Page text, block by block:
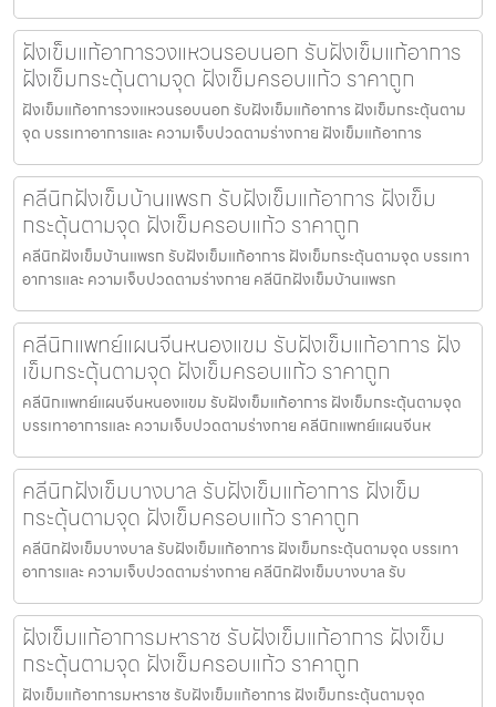
ฝังเข็มแก้อาการวงแหวนรอบนอก รับฝังเข็มแก้อาการ
ฝังเข็มกระตุ้นตามจุด ฝังเข็มครอบแก้ว ราคาถูก
ฝังเข็มแก้อาการวงแหวนรอบนอก รับฝังเข็มแก้อาการ ฝังเข็มกระตุ้นตาม
จุด บรรเทาอาการและ ความเจ็บปวดตามร่างกาย ฝังเข็มแก้อาการ
คลีนิกฝังเข็มบ้านแพรก รับฝังเข็มแก้อาการ ฝังเข็ม
กระตุ้นตามจุด ฝังเข็มครอบแก้ว ราคาถูก
คลีนิกฝังเข็มบ้านแพรก รับฝังเข็มแก้อาการ ฝังเข็มกระตุ้นตามจุด บรรเทา
อาการและ ความเจ็บปวดตามร่างกาย คลีนิกฝังเข็มบ้านแพรก
คลีนิกแพทย์แผนจีนหนองแขม รับฝังเข็มแก้อาการ ฝัง
เข็มกระตุ้นตามจุด ฝังเข็มครอบแก้ว ราคาถูก
คลีนิกแพทย์แผนจีนหนองแขม รับฝังเข็มแก้อาการ ฝังเข็มกระตุ้นตามจุด
บรรเทาอาการและ ความเจ็บปวดตามร่างกาย คลีนิกแพทย์แผนจีนห
คลีนิกฝังเข็มบางบาล รับฝังเข็มแก้อาการ ฝังเข็ม
กระตุ้นตามจุด ฝังเข็มครอบแก้ว ราคาถูก
คลีนิกฝังเข็มบางบาล รับฝังเข็มแก้อาการ ฝังเข็มกระตุ้นตามจุด บรรเทา
อาการและ ความเจ็บปวดตามร่างกาย คลีนิกฝังเข็มบางบาล รับ
ฝังเข็มแก้อาการมหาราช รับฝังเข็มแก้อาการ ฝังเข็ม
กระตุ้นตามจุด ฝังเข็มครอบแก้ว ราคาถูก
ฝังเข็มแก้อาการมหาราช รับฝังเข็มแก้อาการ ฝังเข็มกระตุ้นตามจุด